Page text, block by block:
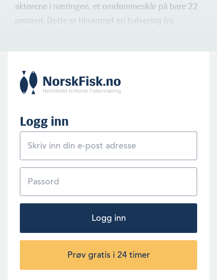
aktørene i næringen, et omdømmeskår på bare 22
prosent. Dette er tilnærmet en halvering fra
Logg inn
Logg inn
Prøv gratis i 24 timer